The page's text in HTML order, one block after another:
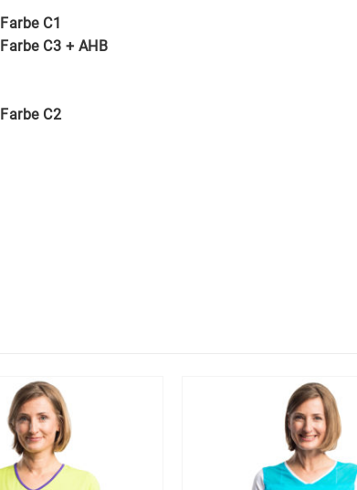
Farbe C1
Farbe C3 + AHB
Farbe C2